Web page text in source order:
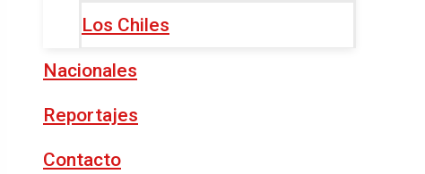
Los Chiles
Nacionales
Reportajes
Contacto